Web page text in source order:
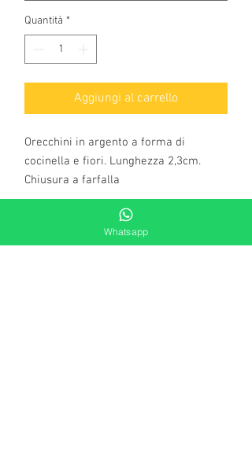
Quantità *
Aggiungi al carrello
Orecchini in argento a forma di
cocinella e fiori. Lunghezza 2,3cm.
Chiusura a farfalla
Whatsapp